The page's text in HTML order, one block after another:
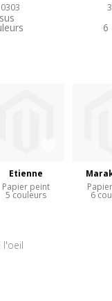
6
Etienne
Papier peint
5 couleurs 6
l'oeil